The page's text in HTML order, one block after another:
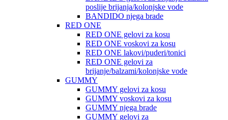
poslije brijanja/kolonjske vode
BANDIDO njega brade
RED ONE
RED ONE gelovi za kosu
RED ONE voskovi za kosu
RED ONE lakovi/puderi/tonici
RED ONE gelovi za
brijanje/balzami/kolonjske vode
GUMMY
GUMMY gelovi za kosu
GUMMY voskovi za kosu
GUMMY njega brade
GUMMY gelovi za